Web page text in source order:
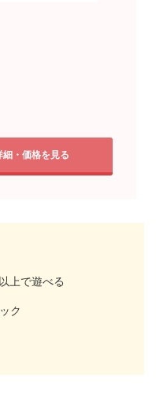
・価格を見る
上で遊べる
ク